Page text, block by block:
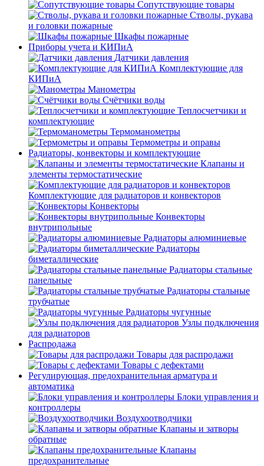
Сопутствующие товары
Стволы, рукава
и головки пожарные
Шкафы пожарные
Приборы учета и КИПиА
Датчики давления
Комплектующие для
КИПиА
Манометры
Счётчики воды
Теплосчетчики и
комплектующие
Термоманометры
Термометры и оправы
Радиаторы, конвекторы и комплектующие
Клапаны и
элементы термостатические
Комплектующие для радиаторов и конвекторов
Конвекторы
Конвекторы
внутрипольные
Радиаторы алюминиевые
Радиаторы
биметаллические
Радиаторы стальные
панельные
Радиаторы стальные
трубчатые
Радиаторы чугунные
Узлы подключения
для радиаторов
Распродажа
Товары для распродажи
Товары с дефектами
Регулирующая, предохранительная арматура и
автоматика
Блоки управления и
контроллеры
Воздухоотводчики
Клапаны и затворы
обратные
Клапаны
предохранительные